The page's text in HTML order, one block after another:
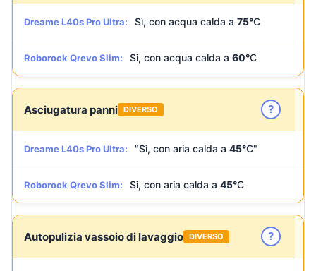
Dreame L40s Pro Ultra: Sì, con acqua calda a 75°C
Roborock Qrevo Slim: Sì, con acqua calda a 60°C
Asciugatura panni DIVERSO ?
Dreame L40s Pro Ultra: "Sì, con aria calda a 45°C"
Roborock Qrevo Slim: Sì, con aria calda a 45°C
Autopulizia vassoio di lavaggio DIVERSO ?